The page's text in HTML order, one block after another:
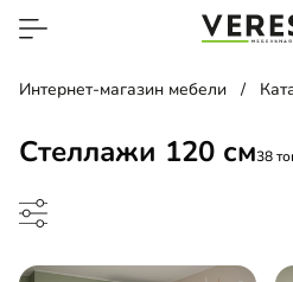
Интернет-магазин мебели
Стеллажи 120 см38